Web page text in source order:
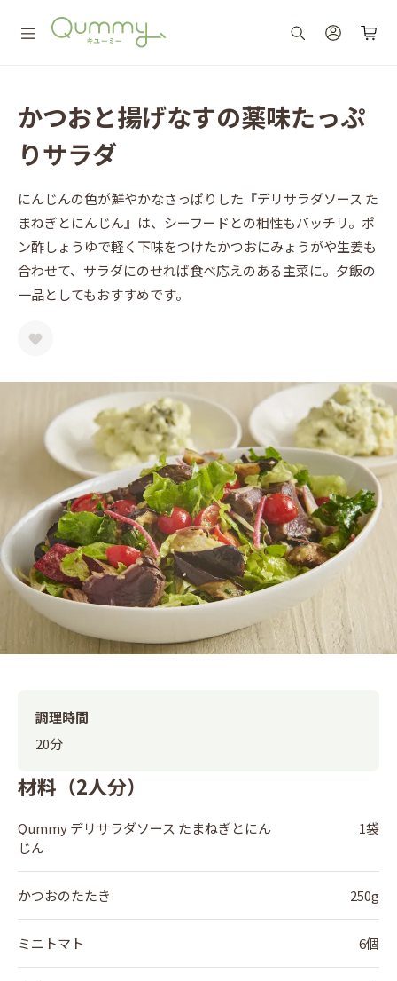
かつおと揚げなすの薬味たっぷ
りサラダ
にんじんの色が鮮やかなさっぱりした『デリサラダソース た
まねぎとにんじん』は、シーフードとの相性もバッチリ。ポ
ン酢しょうゆで軽く下味をつけたかつおにみょうがや生姜も
合わせて、サラダにのせれば食べ応えのある主菜に。夕飯の
一品としてもおすすめです。
材料（2人分）
Qummy デリサラダソース たまねぎとにん
じん
1袋
かつおのたたき 250g
ミニトマト 6個
調理時間
20分